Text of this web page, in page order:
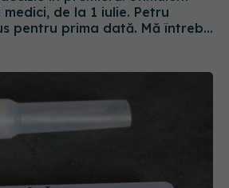
de la 1 iulie. Petru
pentru prima dată. Mă întreb
acest stimulent în urmă cu